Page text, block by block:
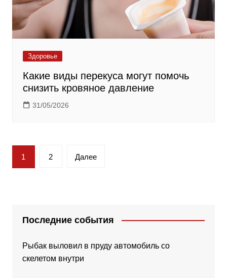
Здоровье
Какие виды перекуса могут помочь
снизить кровяное давление
31/05/2026
Пагинация
записей
1 2 Далее
Последние события
Рыбак выловил в пруду автомобиль со
скелетом внутри